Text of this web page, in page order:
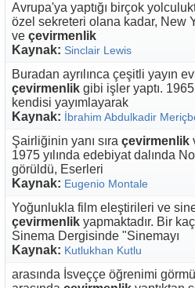
Avrupa'ya yaptığı birçok
özel sekreteri olana kadar, New
ve çevirmenlik
Kaynak: Sinclair Lewis
Buradan ayrılınca çeşitli yayın
çevirmenlik gibi işler yaptı.
kendisi yayımlayarak
Kaynak: İbrahim Abdulkadir
Şairliğinin yanı sıra çevirmenlik
1975 yılında edebiyat dalında
görüldü, Eserleri
Kaynak: Eugenio Montale
Yoğunlukla film eleştirileri ve
çevirmenlik yapmaktadır. Bir
Sinema Dergisinde "Sinemayı
Kaynak: Kutlukhan Kutlu
arasında İsveççe öğrenimi